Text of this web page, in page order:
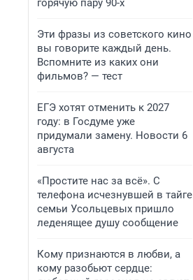
горячую пару 90-х
Эти фразы из советского кино
вы говорите каждый день.
Вспомните из каких они
фильмов? — тест
ЕГЭ хотят отменить к 2027
году: в Госдуме уже
придумали замену. Новости 6
августа
«Простите нас за всё». С
телефона исчезнувшей в тайге
семьи Усольцевых пришло
леденящее душу сообщение
Кому признаются в любви, а
кому разобьют сердце: